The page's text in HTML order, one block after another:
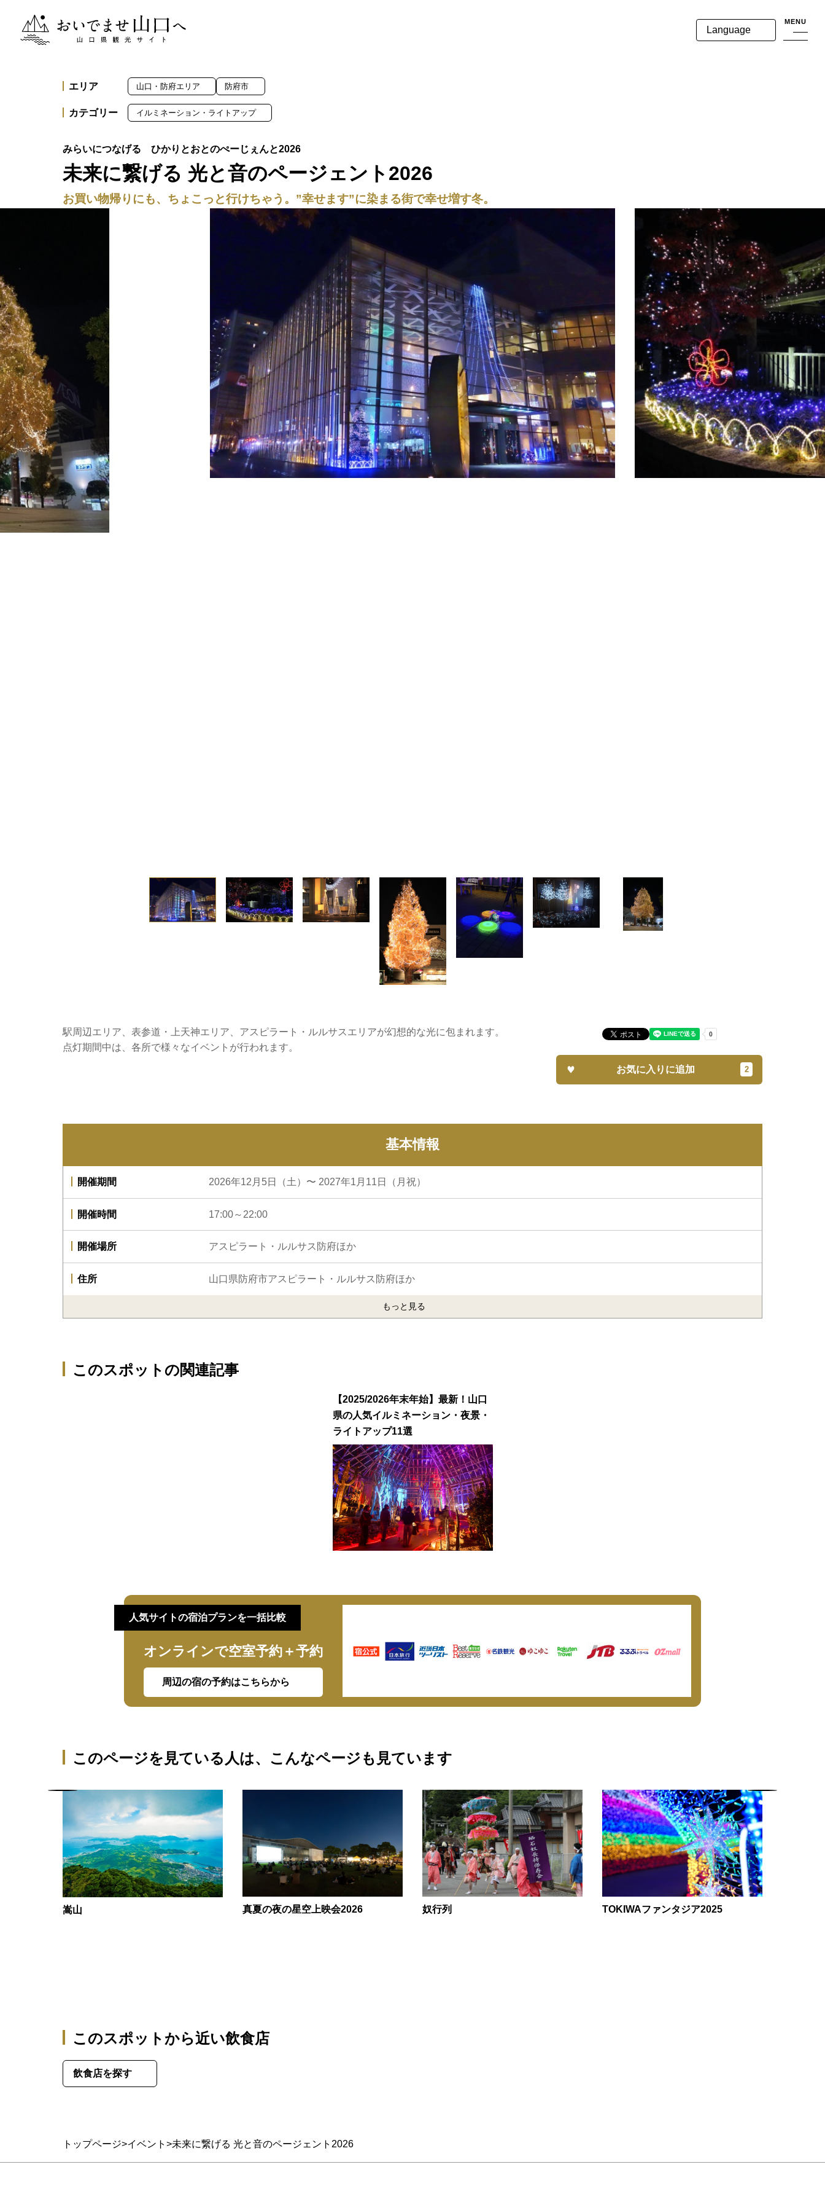
おいでませ山口へー山口県観光サイト MENU
Language
トップページ イベント 未来に繋げる 光と音のページェント2026
未来に繋げる 光と音のページェント2026
お買い物帰りにも、ちょこっと行けちゃう。”幸せます”に染まる街で幸せ増す冬。
駅周辺エリア、表参道・上天神エリア、アスピラート・ルルサスエリアが幻想的な光に包まれます。
点灯期間中は、各所で様々なイベントが行われます。
お気に入りに追加
エリア 山口・防府エリア 防府市
カテゴリー イルミネーション・ライトアップ
基本情報
開催期間 2026年12月5日（土）〜 2027年1月11日（月祝）
開催時間 17:00～22:00
開催場所 アスピラート・ルルサス防府ほか
住所 山口県防府市アスピラート・ルルサス防府ほか
もっと見る
このスポットの関連記事
【2025/2026年末年始】最新！山口
県の人気イルミネーション・夜景・
ライトアップ11選
人気サイトの宿泊プランを一括比較
オンラインで空室予約＋予約
周辺の宿の予約はこちらから
このページを見ている人は、 こんなページも見ています
嵩山 真夏の夜の星空上映会2026 奴行列 TOKIWAファンタジア2025
このスポットから近い飲食店
飲食店を探す